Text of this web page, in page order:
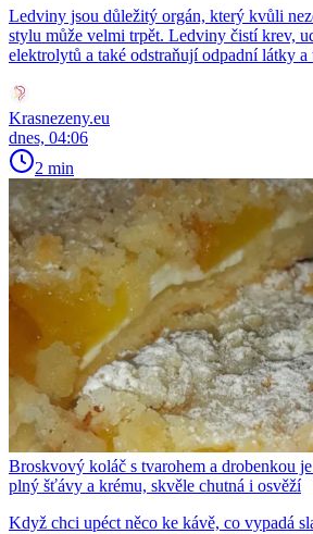
Ledviny jsou důležitý orgán, který kvůli
stylu může velmi trpět. Ledviny čistí krev,
elektrolytů a také odstraňují odpadní látky a
Krasnezeny.eu
dnes, 04:06
2 min
Broskvový koláč s tvarohem a drobenkou
plný šťávy a krému, skvěle chutná i osvěží
Když chci upéct něco ke kávě, co vypadá